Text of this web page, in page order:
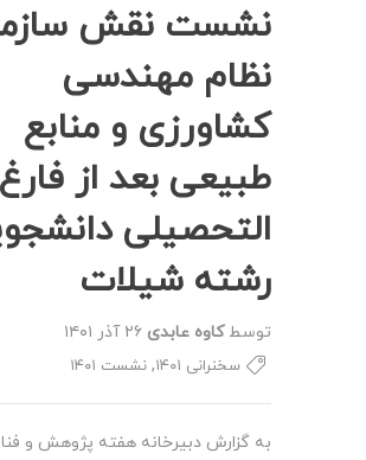
نشست نقش
نظام مهندسی
کشاورزی و منابع
طبیعی بعد از فارغ
التحصیلی
رشته شیلات
توسطکاوه عابدی ۲۶ آذر ۱۴۰۱
سخنرانی ۱۴۰۱ , نشست ۱۴۰۱
به گزارش دبیرخانه هفته پژوهش و